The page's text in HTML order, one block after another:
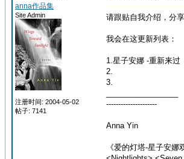
anna作品集
Site Admin
注册时间: 2004-05-02
帖子: 7141
请跟贴自我介绍，分
我会在这更新列表：
1.星子安娜 -重新来过
2.
3.
---------------------
Anna Yin
《爱的灯塔-星子安娜